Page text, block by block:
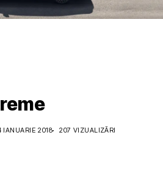
IANUARIE 2018 207 VIZUALIZĂRI